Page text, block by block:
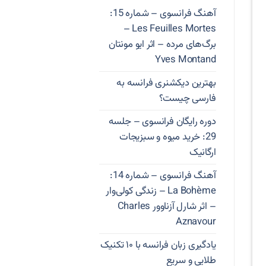
آهنگ فرانسوی – شماره 15:
Les Feuilles Mortes –
برگ‌های مرده – اثر ایو مونتان
Yves Montand
بهترین دیکشنری فرانسه به
فارسی چیست؟
دوره رایگان فرانسوی – جلسه
29: خرید میوه و سبزیجات
ارگانیک
آهنگ فرانسوی – شماره 14:
La Bohème – زندگی کولی‌وار
– اثر شارل آزناوور Charles
Aznavour
یادگیری زبان فرانسه با ۱۰ تکنیک
طلایی و سریع